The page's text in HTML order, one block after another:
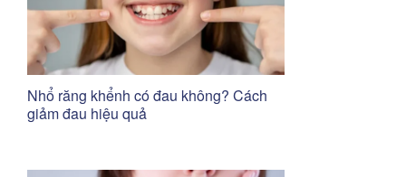
Nhổ răng khểnh có đau không? Cách
giảm đau hiệu quả